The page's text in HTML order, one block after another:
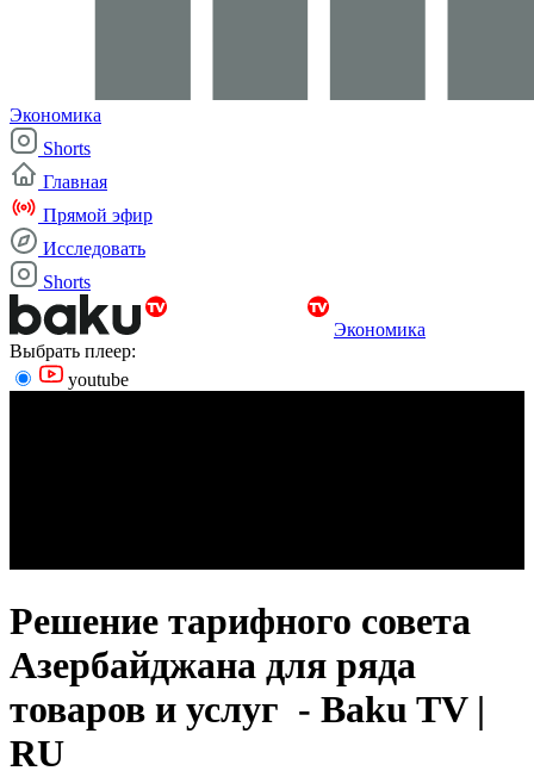
Экономика
Shorts
Главная
Прямой эфир
Исследовать
Shorts
Экономика
Выбрать плеер:
youtube
Решение тарифного совета
Азербайджана для ряда
товаров и услуг - Baku TV |
RU